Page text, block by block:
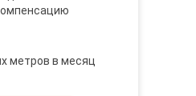
метров в месяц